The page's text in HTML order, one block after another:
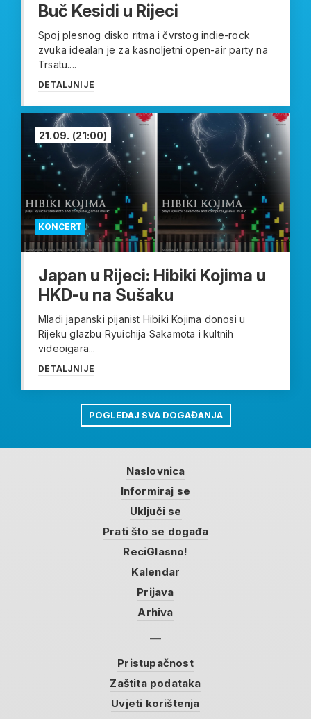
Buč Kesidi u Rijeci
Spoj plesnog disko ritma i čvrstog indie-rock
zvuka idealan je za kasnoljetni open-air party na
Trsatu....
DETALJNIJE
KONCERT
21.09. (21:00)
Japan u Rijeci: Hibiki Kojima u
HKD-u na Sušaku
Mladi japanski pijanist Hibiki Kojima donosi u
Rijeku glazbu Ryuichija Sakamota i kultnih
videoigara...
DETALJNIJE
POGLEDAJ SVA DOGAĐANJA
Naslovnica
Informiraj se
Uključi se
Prati što se događa
ReciGlasno!
Kalendar
Prijava
Arhiva
Pristupačnost
Zaštita podataka
Uvjeti korištenja